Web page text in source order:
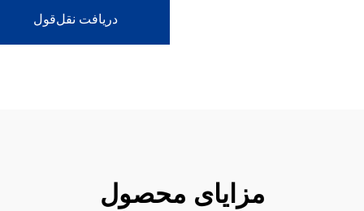
دریافت نقل‌قول
مزایای محصول